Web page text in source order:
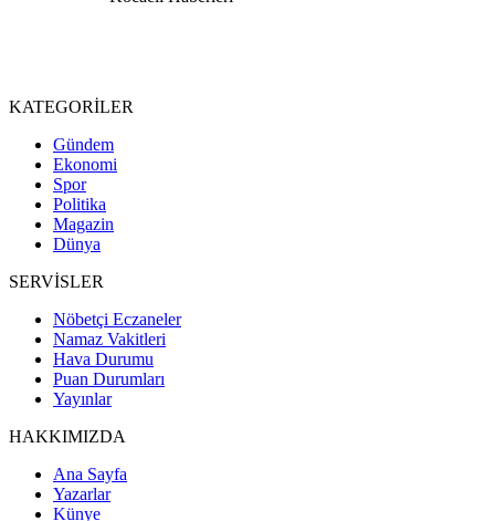
KATEGORİLER
Gündem
Ekonomi
Spor
Politika
Magazin
Dünya
SERVİSLER
Nöbetçi Eczaneler
Namaz Vakitleri
Hava Durumu
Puan Durumları
Yayınlar
HAKKIMIZDA
Ana Sayfa
Yazarlar
Künye